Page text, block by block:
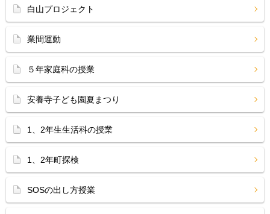
白山プロジェクト
業間運動
５年家庭科の授業
安養寺子ども園夏まつり
1、2年生生活科の授業
1、2年町探検
SOSの出し方授業